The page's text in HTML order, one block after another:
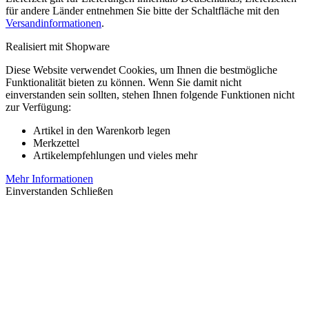
für andere Länder entnehmen Sie bitte der Schaltfläche mit den
Versandinformationen.
Realisiert mit Shopware
Diese Website verwendet Cookies, um Ihnen die bestmögliche
Funktionalität bieten zu können. Wenn Sie damit nicht
einverstanden sein sollten, stehen Ihnen folgende Funktionen nicht
zur Verfügung:
Artikel in den Warenkorb legen
Merkzettel
Artikelempfehlungen und vieles mehr
Mehr Informationen
Einverstanden Schließen